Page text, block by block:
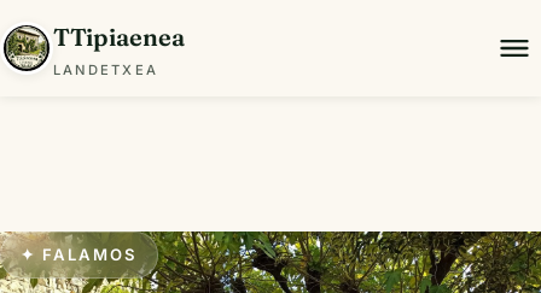
TTipiaenea
LANDETXEA
✦ FALAMOS